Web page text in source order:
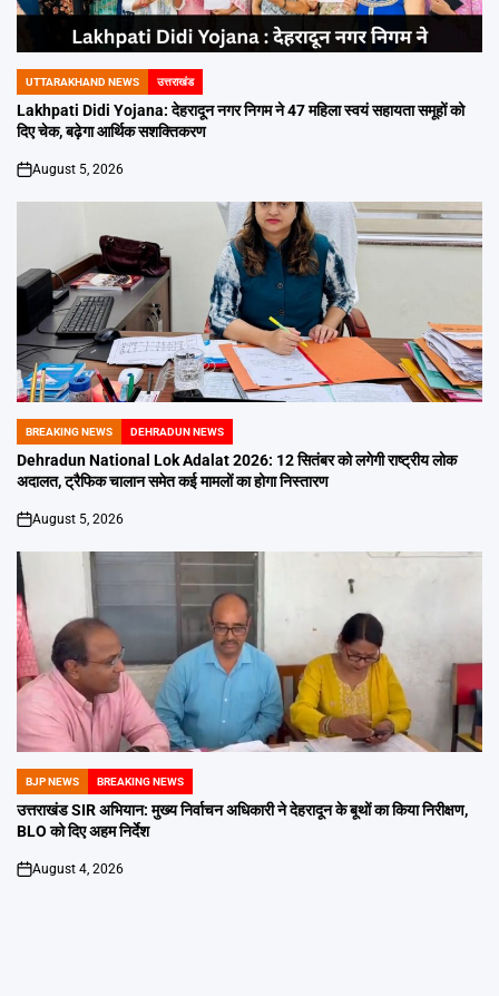
POSTED
IN
UTTARAKHAND NEWS उत्तराखंड
Lakhpati Didi Yojana: देहरादून नगर निगम ने 47 महिला स्वयं सहायता समूहों को
दिए चेक, बढ़ेगा आर्थिक सशक्तिकरण
on
August 5, 2026
POSTED
IN
BREAKING NEWS DEHRADUN NEWS
Dehradun National Lok Adalat 2026: 12 सितंबर को लगेगी राष्ट्रीय लोक
अदालत, ट्रैफिक चालान समेत कई मामलों का होगा निस्तारण
on
August 5, 2026
POSTED
IN
BJP NEWS BREAKING NEWS
उत्तराखंड SIR अभियान: मुख्य निर्वाचन अधिकारी ने देहरादून के बूथों का किया निरीक्षण,
BLO को दिए अहम निर्देश
on
August 4, 2026